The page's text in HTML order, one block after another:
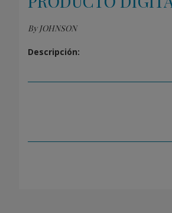
By JOHNSON
Descripción: